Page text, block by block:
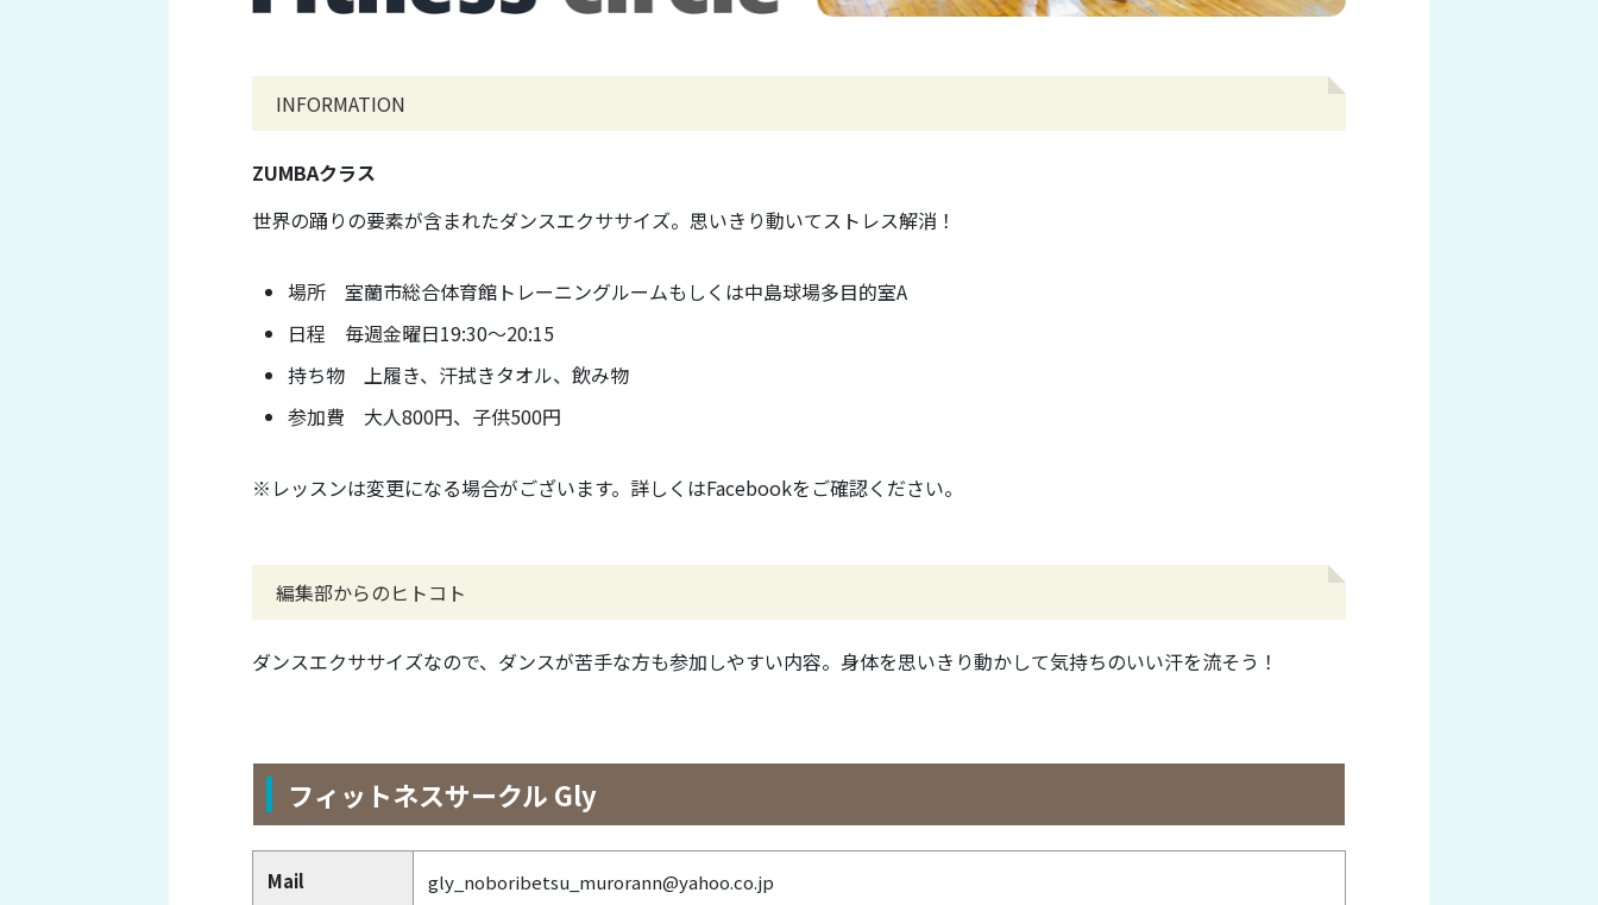
INFORMATION
ZUMBAクラス
世界の踊りの要素が含まれたダンスエクササイズ。思いきり動いてストレス解消！
場所 室蘭市総合体育館トレーニングルームもしくは中島球場多目的室A
日程 毎週金曜日19:30～20:15
持ち物 上履き、汗拭きタオル、飲み物
参加費 大人800円、子供500円
※レッスンは変更になる場合がございます。詳しくはFacebookをご確認ください。
編集部からのヒトコト
ダンスエクササイズなので、ダンスが苦手な方も参加しやすい内容。身体を思いきり動かして気持ちのいい汗を流そう！
フィットネスサークル Gly
Mail gly_noboribetsu_murorann@yahoo.co.jp